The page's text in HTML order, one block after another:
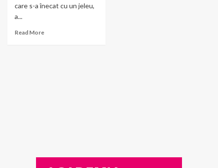
care s-a înecat cu un jeleu,
a...
Read More